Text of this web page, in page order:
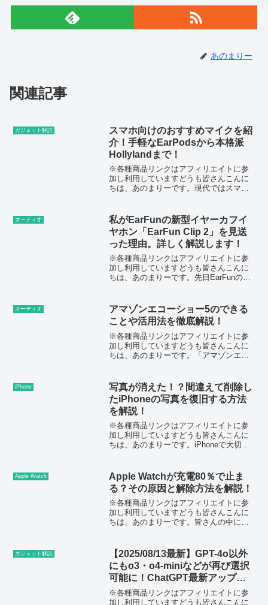
あのまりー
関連記事
ガジェット解説
スマホ向けのおすすめマイクを紹
介！手軽なEarPodsから本格派
Hollylandまで！
※各種商品リンクはアフィリエイトに参
加し利用していますどうも皆さんこんに
ちは、あのまりーです。現代ではスマホ
る時代になりました。しかし、スマホに
内蔵されているマイクだけ...
オーディオ
私がEarFunの新型イヤーカフイ
ヤホン「EarFun Clip 2」を見送
った理由。詳しく解説します！
※各種商品リンクはアフィリエイトに参
加し利用していますどうも皆さんこんに
ちは、あのまりーです。先日EarFunのイ
用している私としてはかなり気になるア
イテム...
オーディオ
アマゾンエコーショー5のできる
ことや活用法を徹底解説！
※各種商品リンクはアフィリエイトに参
加し利用していますどうも皆さんこんに
ちは、あのまりーです。「アマゾンエコ
気を集めている製品です。しかし皆さん
の中に、...
iPhone
写真が消えた！？間違えて削除し
たiPhoneの写真を復旧する方法
を解説！
※各種商品リンクはアフィリエイトに参
加し利用していますどうも皆さんこんに
ちは、あのまりーです。iPhoneで大切な
ね。ですが、iPhoneの写真は削除しても
すぐ完全に消え...
Apple Watch
Apple Watchが充電80％で止ま
る？その原因と解除方法を解説！
※各種商品リンクはアフィリエイトに参
加し利用していますどうも皆さんこんに
ちは、あのまりーです。皆さんの中に
思うことはありませんか？これは故障や
バッテリー不...
ガジェット解説
【2025/08/13最新】GPT-4o以外
にもo3・o4-miniなどが再び選択
可能に！ChatGPT最新アップデ
ートを解説！
※各種商品リンクはアフィリエイトに参
加し利用していますどうも皆さんこんに